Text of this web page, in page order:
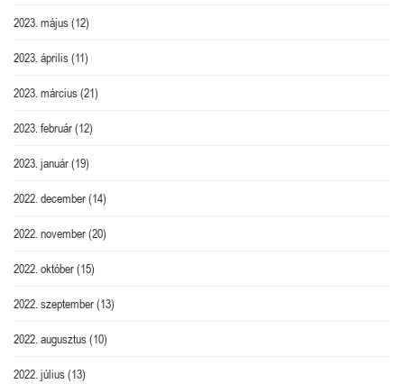
2023. május(12)
2023. április(11)
2023. március(21)
2023. február(12)
2023. január(19)
2022. december(14)
2022. november(20)
2022. október(15)
2022. szeptember(13)
2022. augusztus(10)
2022. július(13)